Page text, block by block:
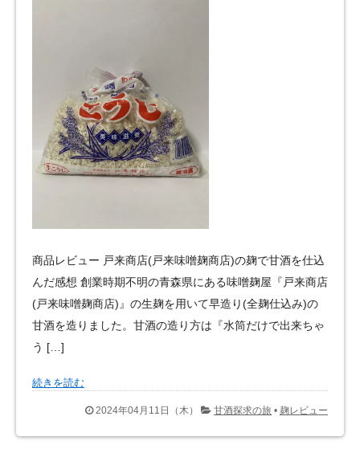
商品レビュー 戸来商店(戸来味噌麹商店)の麹で甘酒を仕込
んだ感想 創業時期不明の青森県にある味噌麹屋『戸来商店
(戸来味噌麹商店)』の生麹を用いて早造り(全麹仕込み)の
甘酒を造りました。甘酒の造り方は『水筒だけで出来ちゃ
う […]
続きを読む
2024年04月11日（木） 甘酒探求の旅 • 麹レビュー